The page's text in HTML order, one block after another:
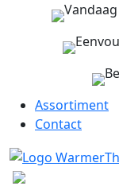
Assortiment
Contact